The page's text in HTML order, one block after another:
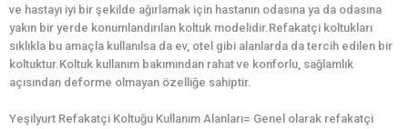
ve hastayı iyi bir şekilde ağırlamak için hastanın odasına ya da odasına
yakın bir yerde konumlandırılan koltuk modelidir.Refakatçi koltukları
sıklıkla bu amaçla kullanılsa da ev, otel gibi alanlarda da tercih edilen bir
koltuktur.Koltuk kullanım bakımından rahat ve konforlu, sağlamlık
açısından deforme olmayan özelliğe sahiptir.
Yeşilyurt Refakatçi Koltuğu Kullanım Alanları= Genel olarak refakatçi